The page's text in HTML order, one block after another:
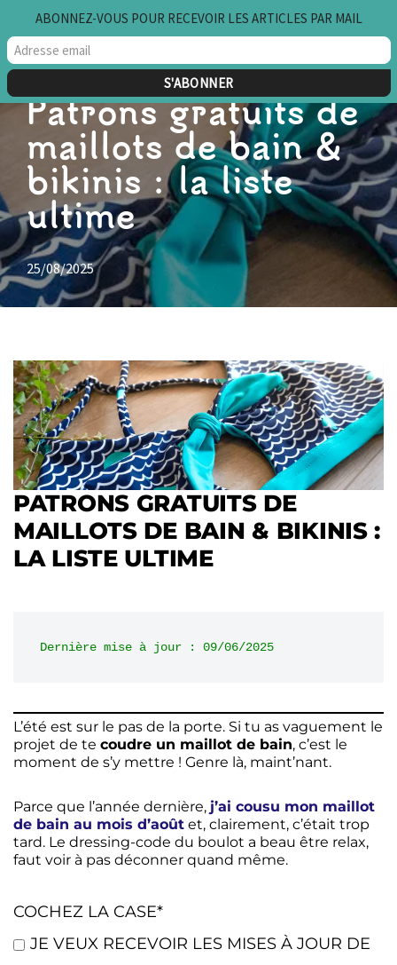
Aller
au
Patrons gratuits de
maillots de bain &
bikinis : la liste
ultime
25/08/2025
PATRONS GRATUITS DE
MAILLOTS DE BAIN & BIKINIS :
LA LISTE ULTIME
Dernière mise à jour : 09/06/2025
L’été est sur le pas de la porte. Si tu as vaguement le
projet de te coudre un maillot de bain, c’est le
moment de s’y mettre ! Genre là, maint’nant.
Parce que l’année dernière, j’ai cousu mon maillot
de bain au mois d’août et, clairement, c’était trop
tard. Le dressing-code du boulot a beau être relax,
faut voir à pas déconner quand même.
COCHEZ LA CASE*
JE VEUX RECEVOIR LES MISES À JOUR DE
ABONNEZ-VOUS POUR RECEVOIR LES ARTICLES PAR MAIL